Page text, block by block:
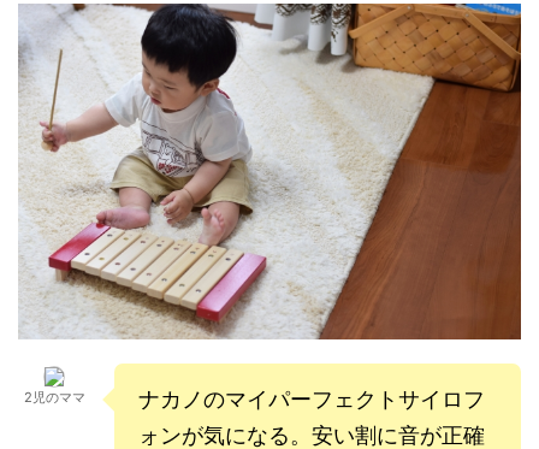
2児のママ
ナカノのマイパーフェクトサイロフ
ォンが気になる。安い割に音が正確